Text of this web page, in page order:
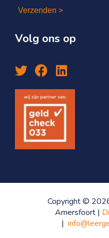
Verzenden >
Volg ons op
Copyright ©
Amersfoort |
|